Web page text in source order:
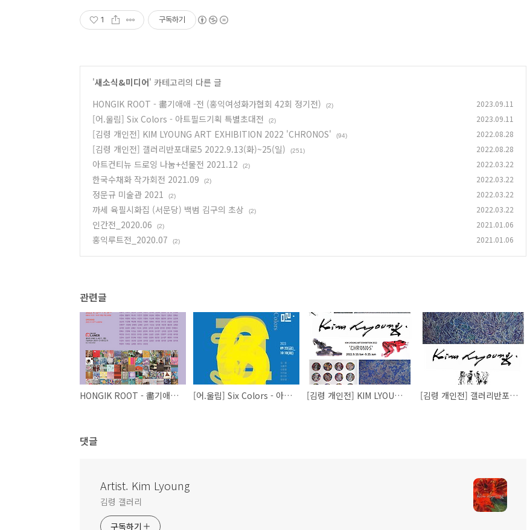
1 구독하기
'새소식&미디어' 카테고리의 다른 글
HONGIK ROOT - 畵기애애 -전 (홍익여성화가협회 42회 정기전)
(2) 2023.09.11
[어.울림] Six Colors - 아트필드기획 특별초대전​ (2) 2023.09.11
[김령 개인전] KIM LYOUNG ART EXHIBITION 2022 'CHRONOS' (94) 2022.08.28
[김령 개인전] 갤러리반포대로5 2022.9.13(화)~25(일) (251) 2022.08.28
아트컨티뉴 드로잉 나눔+선물전 2021.12 (2) 2022.03.22
한국수채화 작가회전 2021.09 (2) 2022.03.22
정문규 미술관 2021 (2) 2022.03.22
까세 육필시화집 (서문당) 백범 김구의 초상 (2) 2022.03.22
인간전_2020.06 (2) 2021.01.06
홍익루트전_2020.07 (2) 2021.01.06
관련글
HONGIK ROOT - 畵기애애 -전 (홍익여성화가협회 42회 정기전) [어.울림] Six Colors - 아트필드기획 특별초대전​ [김령 개인전] KIM LYOUNG ART EXHIBITION 2022 'CHRONOS' [김령 개인전] 갤러리반포대로5 2022.9.13(화)~25(일)
댓글
Artist. Kim Lyoung
김령 갤러리
구독하기